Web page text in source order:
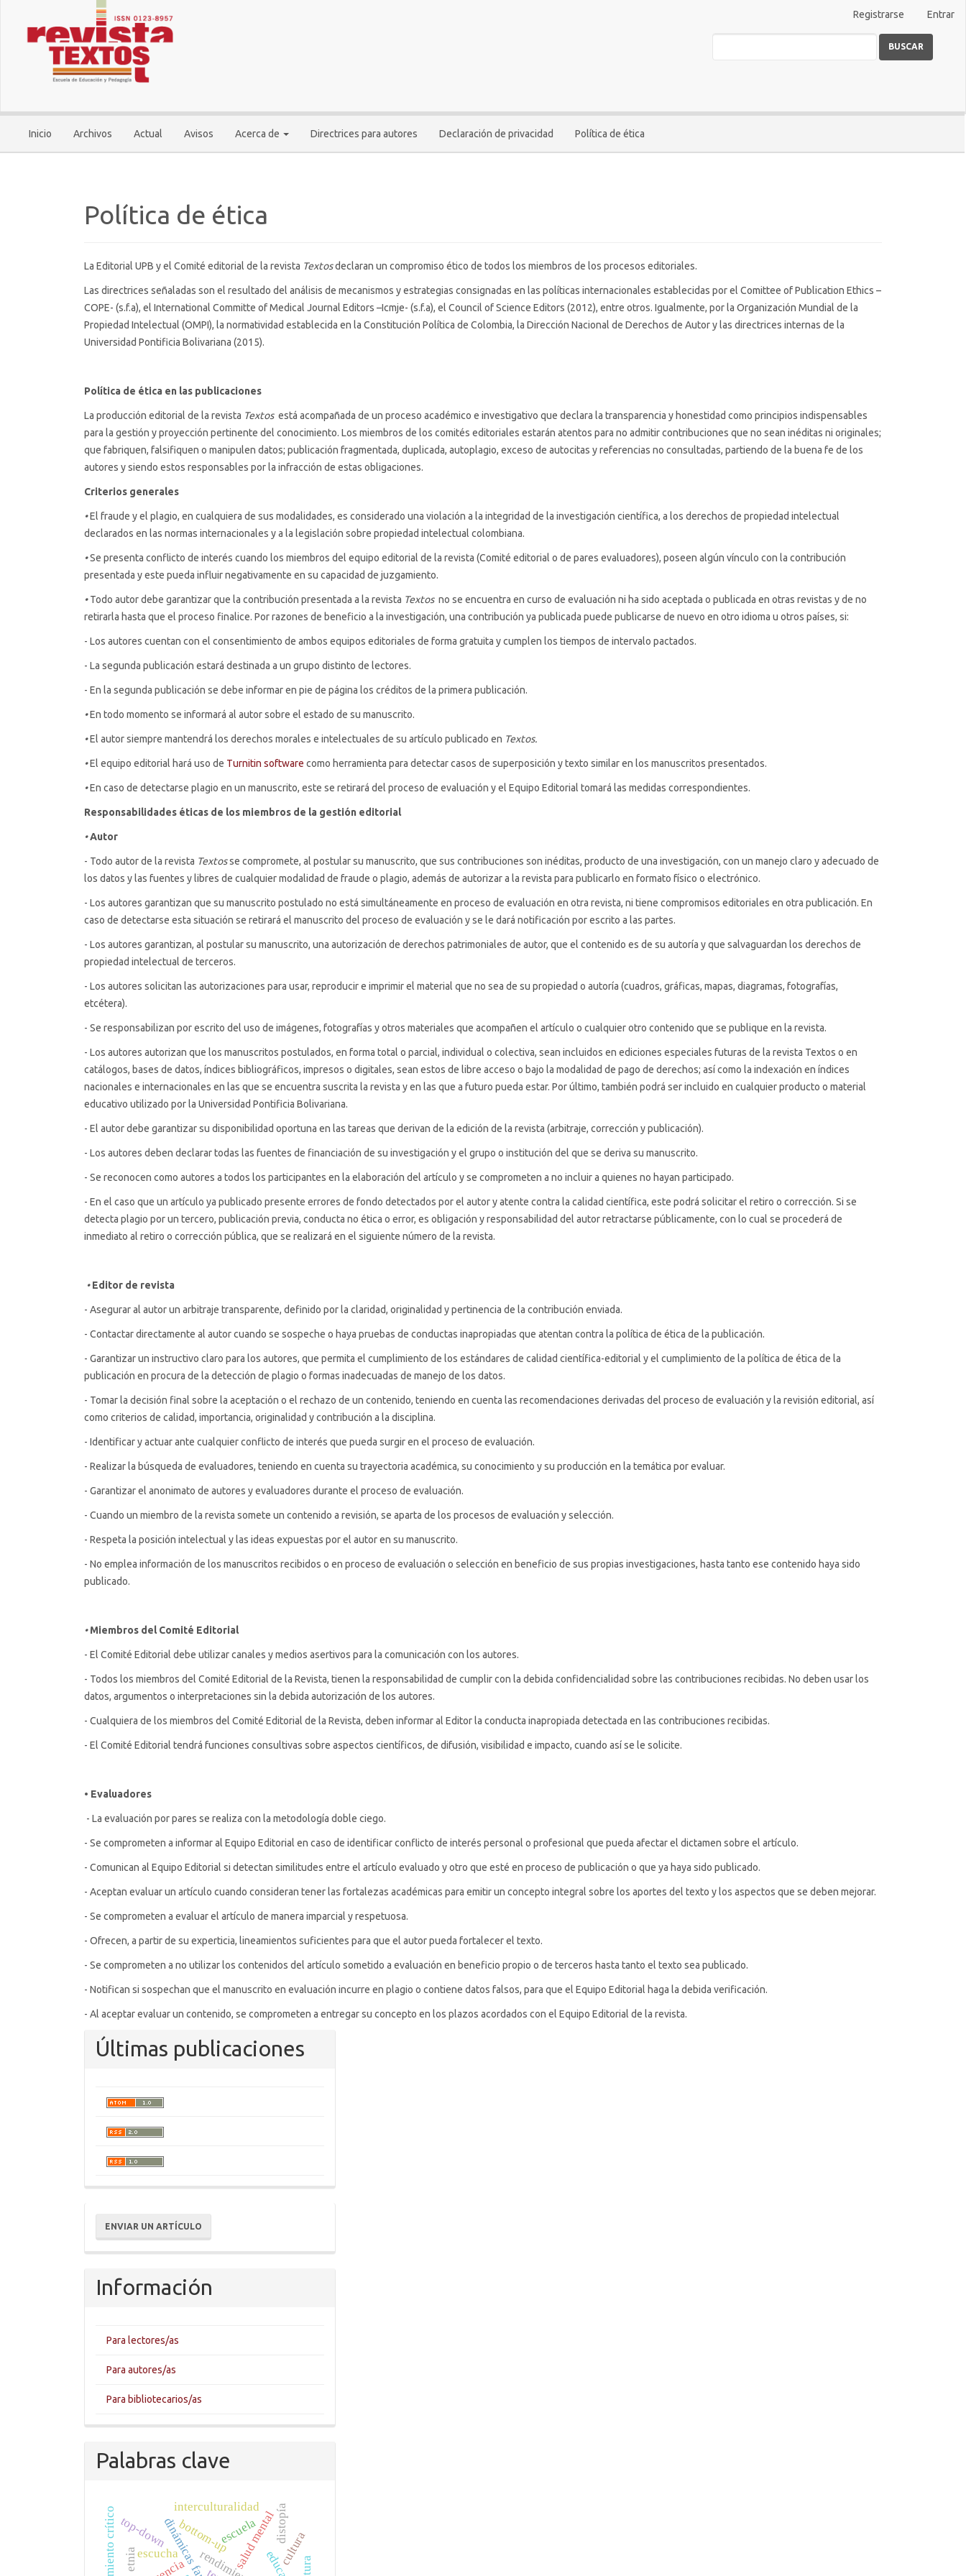
Contenido
principal
lateral
Registrarse Entrar
Inicio Archivos Actual Avisos Acerca de Directrices para autores Declaración de privacidad Política de ética
BUSCAR
Política de ética
La Editorial UPB y el Comité editorial de la revista Textosdeclaran un compromiso ético de todos los miembros de los procesos editoriales.
Las directrices señaladas son el resultado del análisis de mecanismos y estrategias consignadas en las políticas internacionales establecidas por el Comittee of Publication Ethics –
COPE- (s.f.a), el International Committe of Medical Journal Editors –Icmje- (s.f.a), el Council of Science Editors (2012), entre otros. Igualmente, por la Organización Mundial de la
Propiedad Intelectual (OMPI), la normatividad establecida en la Constitución Política de Colombia, la Dirección Nacional de Derechos de Autor y las directrices internas de la
Universidad Pontificia Bolivariana (2015).
Política de ética en las publicaciones
La producción editorial de la revista Textos está acompañada de un proceso académico e investigativo que declara la transparencia y honestidad como principios indispensables
para la gestión y proyección pertinente del conocimiento. Los miembros de los comités editoriales estarán atentos para no admitir contribuciones que no sean inéditas ni originales;
que fabriquen, falsifiquen o manipulen datos; publicación fragmentada, duplicada, autoplagio, exceso de autocitas y referencias no consultadas, partiendo de la buena fe de los
autores y siendo estos responsables por la infracción de estas obligaciones.
Criterios generales
•El fraude y el plagio, en cualquiera de sus modalidades, es considerado una violación a la integridad de la investigación científica, a los derechos de propiedad intelectual
declarados en las normas internacionales y a la legislación sobre propiedad intelectual colombiana.
•Se presenta conflicto de interés cuando los miembros del equipo editorial de la revista (Comité editorial o de pares evaluadores), poseen algún vínculo con la contribución
presentada y este pueda influir negativamente en su capacidad de juzgamiento.
•Todo autor debe garantizar que la contribución presentada a la revista Textos no se encuentra en curso de evaluación ni ha sido aceptada o publicada en otras revistas y de no
retirarla hasta que el proceso finalice. Por razones de beneficio a la investigación, una contribución ya publicada puede publicarse de nuevo en otro idioma u otros países, si:
- Los autores cuentan con el consentimiento de ambos equipos editoriales de forma gratuita y cumplen los tiempos de intervalo pactados.
- La segunda publicación estará destinada a un grupo distinto de lectores.
- En la segunda publicación se debe informar en pie de página los créditos de la primera publicación.
•En todo momento se informará al autor sobre el estado de su manuscrito.
•El autor siempre mantendrá los derechos morales e intelectuales de su artículo publicado en Textos.
•El equipo editorial hará uso de Turnitin software como herramienta para detectar casos de superposición y texto similar en los manuscritos presentados.
•En caso de detectarse plagio en un manuscrito, este se retirará del proceso de evaluación y el Equipo Editorial tomará las medidas correspondientes.
Responsabilidades éticas de los miembros de la gestión editorial
•Autor
- Todo autor de la revista Textosse compromete, al postular su manuscrito, que sus contribuciones son inéditas, producto de una investigación, con un manejo claro y adecuado de
los datos y las fuentes y libres de cualquier modalidad de fraude o plagio, además de autorizar a la revista para publicarlo en formato físico o electrónico.
- Los autores garantizan que su manuscrito postulado no está simultáneamente en proceso de evaluación en otra revista, ni tiene compromisos editoriales en otra publicación. En
caso de detectarse esta situación se retirará el manuscrito del proceso de evaluación y se le dará notificación por escrito a las partes.
- Los autores garantizan, al postular su manuscrito, una autorización de derechos patrimoniales de autor, que el contenido es de su autoría y que salvaguardan los derechos de
propiedad intelectual de terceros.
- Los autores solicitan las autorizaciones para usar, reproducir e imprimir el material que no sea de su propiedad o autoría (cuadros, gráficas, mapas, diagramas, fotografías,
etcétera).
- Se responsabilizan por escrito del uso de imágenes, fotografías y otros materiales que acompañen el artículo o cualquier otro contenido que se publique en la revista.
- Los autores autorizan que los manuscritos postulados, en forma total o parcial, individual o colectiva, sean incluidos en ediciones especiales futuras de la revista Textos o en
catálogos, bases de datos, índices bibliográficos, impresos o digitales, sean estos de libre acceso o bajo la modalidad de pago de derechos; así como la indexación en índices
nacionales e internacionales en las que se encuentra suscrita la revista y en las que a futuro pueda estar. Por último, también podrá ser incluido en cualquier producto o material
educativo utilizado por la Universidad Pontificia Bolivariana.
- El autor debe garantizar su disponibilidad oportuna en las tareas que derivan de la edición de la revista (arbitraje, corrección y publicación).
- Los autores deben declarar todas las fuentes de financiación de su investigación y el grupo o institución del que se deriva su manuscrito.
- Se reconocen como autores a todos los participantes en la elaboración del artículo y se comprometen a no incluir a quienes no hayan participado.
- En el caso que un artículo ya publicado presente errores de fondo detectados por el autor y atente contra la calidad científica, este podrá solicitar el retiro o corrección. Si se
detecta plagio por un tercero, publicación previa, conducta no ética o error, es obligación y responsabilidad del autor retractarse públicamente, con lo cual se procederá de
inmediato al retiro o corrección pública, que se realizará en el siguiente número de la revista.
•Editor de revista
- Asegurar al autor un arbitraje transparente, definido por la claridad, originalidad y pertinencia de la contribución enviada.
- Contactar directamente al autor cuando se sospeche o haya pruebas de conductas inapropiadas que atentan contra la política de ética de la publicación.
- Garantizar un instructivo claro para los autores, que permita el cumplimiento de los estándares de calidad científica-editorial y el cumplimiento de la política de ética de la
publicación en procura de la detección de plagio o formas inadecuadas de manejo de los datos.
- Tomar la decisión final sobre la aceptación o el rechazo de un contenido, teniendo en cuenta las recomendaciones derivadas del proceso de evaluación y la revisión editorial, así
como criterios de calidad, importancia, originalidad y contribución a la disciplina.
- Identificar y actuar ante cualquier conflicto de interés que pueda surgir en el proceso de evaluación.
- Realizar la búsqueda de evaluadores, teniendo en cuenta su trayectoria académica, su conocimiento y su producción en la temática por evaluar.
- Garantizar el anonimato de autores y evaluadores durante el proceso de evaluación.
- Cuando un miembro de la revista somete un contenido a revisión, se aparta de los procesos de evaluación y selección.
- Respeta la posición intelectual y las ideas expuestas por el autor en su manuscrito.
- No emplea información de los manuscritos recibidos o en proceso de evaluación o selección en beneficio de sus propias investigaciones, hasta tanto ese contenido haya sido
publicado.
•Miembros del Comité Editorial
- El Comité Editorial debe utilizar canales y medios asertivos para la comunicación con los autores.
- Todos los miembros del Comité Editorial de la Revista, tienen la responsabilidad de cumplir con la debida confidencialidad sobre las contribuciones recibidas. No deben usar los
datos, argumentos o interpretaciones sin la debida autorización de los autores.
- Cualquiera de los miembros del Comité Editorial de la Revista, deben informar al Editor la conducta inapropiada detectada en las contribuciones recibidas.
- El Comité Editorial tendrá funciones consultivas sobre aspectos científicos, de difusión, visibilidad e impacto, cuando así se le solicite.
• Evaluadores
- La evaluación por pares se realiza con la metodología doble ciego.
- Se comprometen a informar al Equipo Editorial en caso de identificar conflicto de interés personal o profesional que pueda afectar el dictamen sobre el artículo.
- Comunican al Equipo Editorial si detectan similitudes entre el artículo evaluado y otro que esté en proceso de publicación o que ya haya sido publicado.
- Aceptan evaluar un artículo cuando consideran tener las fortalezas académicas para emitir un concepto integral sobre los aportes del texto y los aspectos que se deben mejorar.
- Se comprometen a evaluar el artículo de manera imparcial y respetuosa.
- Ofrecen, a partir de su experticia, lineamientos suficientes para que el autor pueda fortalecer el texto.
- Se comprometen a no utilizar los contenidos del artículo sometido a evaluación en beneficio propio o de terceros hasta tanto el texto sea publicado.
- Notifican si sospechan que el manuscrito en evaluación incurre en plagio o contiene datos falsos, para que el Equipo Editorial haga la debida verificación.
- Al aceptar evaluar un contenido, se comprometen a entregar su concepto en los plazos acordados con el Equipo Editorial de la revista.
Últimas publicaciones
Enviar
un
artículo
ENVIAR UN ARTÍCULO
Información
Para lectores/as
Para autores/as
Para bibliotecarios/as
Palabras clave
salud mental
escuchabottom-up
top-down
interculturalidad
escuela cultura
etnia
pensamiento crítico distopía